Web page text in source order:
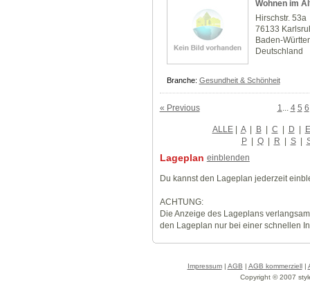
Wohnen im
Hirschstr. 53a
76133
Baden-
Deutschland
Branche: Gesundheit & Schönheit
« Previous 1 4 5 6
ALLE| A | B | C | D | E
P | Q | R | S |
Lageplan einblenden
Du kannst den Lageplan jederzeit
ACHTUNG:
Die Anzeige des Lageplans
den Lageplan nur bei einer schnellen
Impressum| AGB | AGB kommerziell|
Copyright © 2007